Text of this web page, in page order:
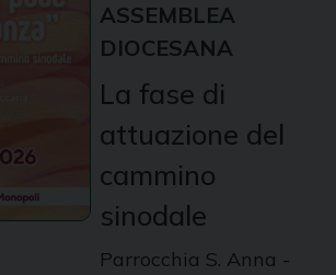
ASSEMBLEA
DIOCESANA
La fase di
attuazione del
cammino
sinodale
Parrocchia S. Anna -